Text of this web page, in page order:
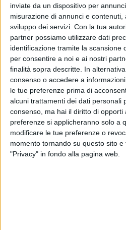
inviate da un dispositivo per
misurazione di annunci e contenuti,
sviluppo dei servizi. Con la tua
partner possiamo utilizzare dati
identificazione tramite la scansione
per consentire a noi e ai nostri
finalità sopra descritte. In
consenso o accedere a
le tue preferenze prima di
alcuni trattamenti dei dati personali
consenso, ma hai il diritto di
preferenze si applicheranno solo a
modificare le tue preferenze o
momento tornando su questo sito
"Privacy" in fondo alla pagina web.
Visualizza questo